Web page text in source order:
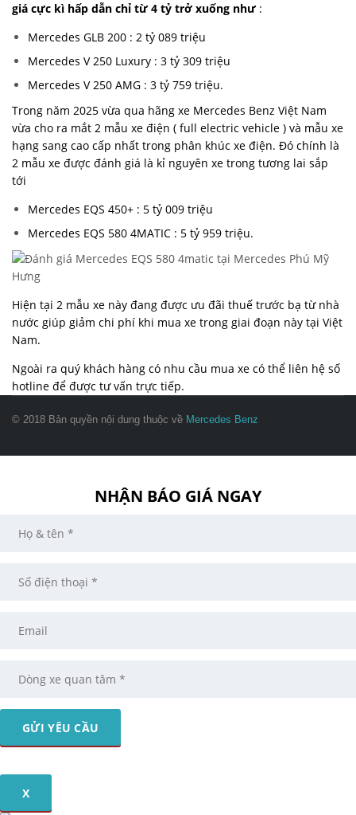
giá cực kì hấp dẫn chỉ từ 4 tỷ trở xuống như:
Mercedes GLB 200 : 2 tỷ 089 triệu
Mercedes V 250 Luxury : 3 tỷ 309 triệu
Mercedes V 250 AMG : 3 tỷ 759 triệu.
Trong năm 2025 vừa qua hãng xe Mercedes Benz Việt Nam
vừa cho ra mắt 2 mẫu xe điện ( full electric vehicle ) và mẫu xe
hạng sang cao cấp nhất trong phân khúc xe điện. Đó chính là
2 mẫu xe được đánh giá là kỉ nguyên xe trong tương lai sắp
tới
Mercedes EQS 450+ : 5 tỷ 009 triệu
Mercedes EQS 580 4MATIC : 5 tỷ 959 triệu.
Hiện tại 2 mẫu xe này đang được ưu đãi thuế trước bạ từ nhà
nước giúp giảm chi phí khi mua xe trong giai đoạn này tại Việt
Nam.
Ngoài ra quý khách hàng có nhu cầu mua xe có thể liên hệ số
hotline để được tư vấn trực tiếp.
© 2018 Bản quyền nội dung thuộc về Mercedes Benz
NHẬN BÁO GIÁ NGAY
X